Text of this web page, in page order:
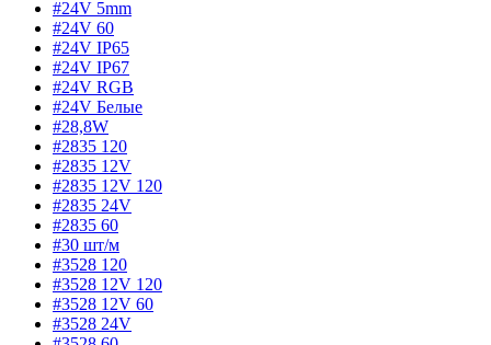
#24V 5mm
#24V 60
#24V IP65
#24V IP67
#24V RGB
#24V Белые
#28,8W
#2835 120
#2835 12V
#2835 12V 120
#2835 24V
#2835 60
#30 шт/м
#3528 120
#3528 12V 120
#3528 12V 60
#3528 24V